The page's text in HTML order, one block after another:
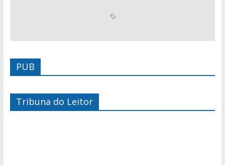
PUB
Tribuna do Leitor